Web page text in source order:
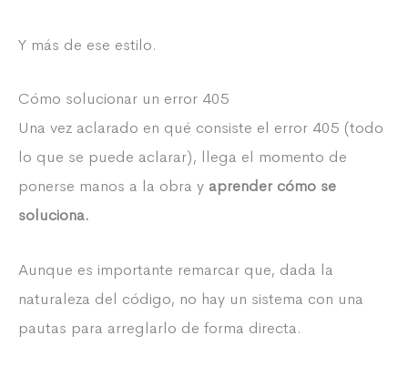
Y más de ese estilo.
Cómo solucionar un error 405
Una vez aclarado en qué consiste el error 405 (todo
lo que se puede aclarar), llega el momento de
ponerse manos a la obra y aprender cómo se
soluciona.
Aunque es importante remarcar que, dada la
naturaleza del código, no hay un sistema con una
pautas para arreglarlo de forma directa.